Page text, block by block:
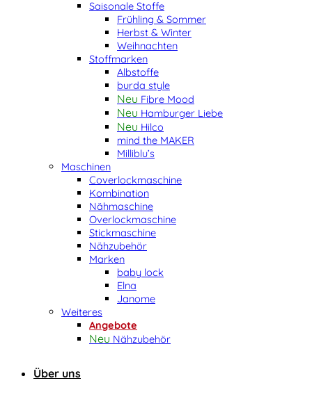
Saisonale Stoffe
Frühling & Sommer
Herbst & Winter
Weihnachten
Stoffmarken
Albstoffe
burda style
Fibre Mood
Hamburger Liebe
Hilco
mind the MAKER
Milliblu’s
Maschinen
Coverlockmaschine
Kombination
Nähmaschine
Overlockmaschine
Stickmaschine
Nähzubehör
Marken
baby lock
Elna
Janome
Weiteres
Angebote
Nähzubehör
Über uns